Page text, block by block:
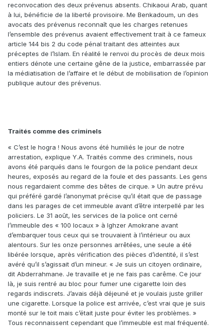
reconvocation des deux prévenus absents. Chikaoui Arab, quant
à lui, bénéficie de la liberté provisoire. Me Benkadoum, un des
avocats des prévenus reconnaît que les charges retenues
l’ensemble des prévenus avaient effectivement trait à ce fameux
article 144 bis 2 du code pénal traitant des atteintes aux
préceptes de l’Islam. En réalité le renvoi du procès de deux mois
entiers dénote une certaine gêne de la justice, embarrassée par
la médiatisation de l’affaire et le début de mobilisation de l’opinion
publique autour des prévenus.
Traités comme des criminels
« C’est le hogra ! Nous avons été humiliés le jour de notre
arrestation, explique Y.A. Traités comme des criminels, nous
avons été parqués dans le fourgon de la police pendant deux
heures, exposés au regard de la foule et des passants. Les gens
nous regardaient comme des bêtes de cirque. » Un autre prévu
qui préféré gardé l’anonymat précise qu’il était que de passage
dans les parages de cet immeuble avant d’être interpellé par les
policiers. Le 31 août, les services de la police ont cerné
l’immeuble des « 100 locaux » à Ighzer Amokrane avant
d’embarquer tous ceux qui se trouvaient à l’intérieur ou aux
alentours. Sur les onze personnes arrêtées, une seule a été
libérée lorsque, après vérification des pièces d’identité, il s’est
avéré qu’il s’agissait d’un mineur. « Je suis un citoyen ordinaire,
dit Abderrahmane. Je travaille et je ne fais pas carême. Ce jour
là, je suis rentré au bloc pour fumer une cigarette loin des
regards indiscrets. J’avais déjà déjeuné et je voulais juste griller
une cigarette. Lorsque la police est arrivée, c’est vrai que je suis
monté sur le toit mais c’était juste pour éviter les problèmes. »
Tous reconnaissent cependant que l’immeuble est mal fréquenté.